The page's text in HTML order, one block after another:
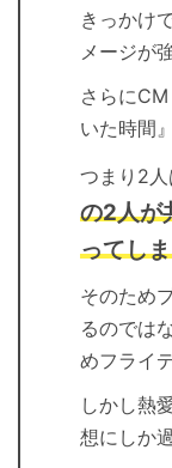
きっかけ
メージが
さらに
いた時間
つまり2人
の2人が
ってし
そのため
るのでは
めフライ
しかし熱
想にしか